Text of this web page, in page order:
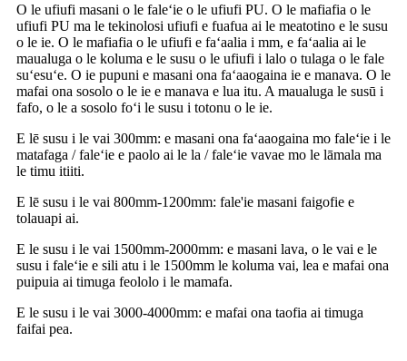
O le ufiufi masani o le faleʻie o le ufiufi PU. O le mafiafia o le
ufiufi PU ma le tekinolosi ufiufi e fuafua ai le meatotino e le susu
o le ie. O le mafiafia o le ufiufi e faʻaalia i mm, e faʻaalia ai le
maualuga o le koluma e le susu o le ufiufi i lalo o tulaga o le fale
suʻesuʻe. O ie pupuni e masani ona faʻaaogaina ie e manava. O le
mafai ona sosolo o le ie e manava e lua itu. A maualuga le susū i
fafo, o le a sosolo foʻi le susu i totonu o le ie.
E lē susu i le vai 300mm: e masani ona faʻaaogaina mo faleʻie i le
matafaga / faleʻie e paolo ai le la / faleʻie vavae mo le lāmala ma
le timu itiiti.
E lē susu i le vai 800mm-1200mm: fale'ie masani faigofie e
tolauapi ai.
E le susu i le vai 1500mm-2000mm: e masani lava, o le vai e le
susu i faleʻie e sili atu i le 1500mm le koluma vai, lea e mafai ona
puipuia ai timuga feololo i le mamafa.
E le susu i le vai 3000-4000mm: e mafai ona taofia ai timuga
faifai pea.